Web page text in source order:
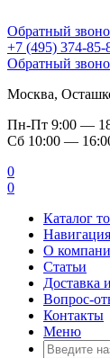
Обратный
+7 (495) 374-85-
Обратный
Москва,
Пн-Пт 9:00 —
Сб 10:00 —
0
0
Каталог
О
Статьи
Доставка
Вопрос-
Контакты
Меню